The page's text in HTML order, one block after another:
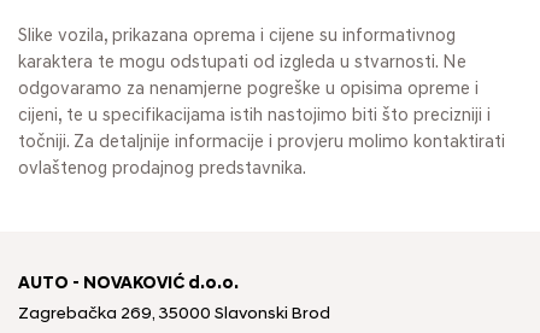
Slike vozila, prikazana oprema i cijene su informativnog
karaktera te mogu odstupati od izgleda u stvarnosti. Ne
odgovaramo za nenamjerne pogreške u opisima opreme i
cijeni, te u specifikacijama istih nastojimo biti što precizniji i
točniji. Za detaljnije informacije i provjeru molimo kontaktirati
ovlaštenog prodajnog predstavnika.
AUTO - NOVAKOVIĆ d.o.o.
Zagrebačka 269, 35000 Slavonski Brod